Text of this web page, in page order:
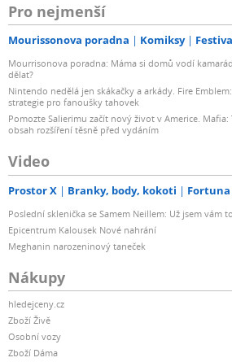
Pro nejmenší
Mourissonova poradna Komiksy
Mourrisonova poradna: Máma si domů vodí
dělat?
Nintendo nedělá jen skákačky a arkády. Fire
strategie pro fanoušky tahovek
Pomozte Salierimu začít nový život v Americe.
obsah rozšíření těsně před vydáním
Video
Prostor X Branky, body, kokoti Fortuna
Poslední sklenička se Samem Neillem: Už jsem vám
Epicentrum Kalousek Nové nahrání
Meghanin narozeninový taneček
Nákupy
hledejceny.cz
Zboží Živě
Osobní vozy
Zboží Dáma